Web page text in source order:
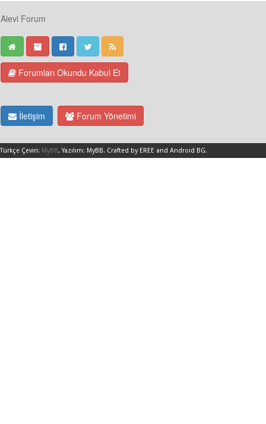
Alevi Forum
Forumları Okundu Kabul Et
İletişim Forum Yönetimi
Türkçe Çeviri: MyBB, Yazılım: MyBB. Crafted by EREE and Android BG.